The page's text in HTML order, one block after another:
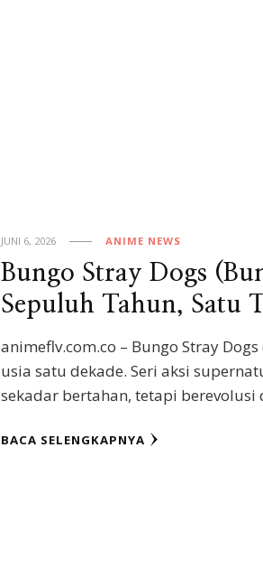
JUNI 6, 2026 ANIME NEWS
Bungo Stray Dogs
Sepuluh Tahun, Satu
animeflv.com.co – Bungo Stray
usia satu dekade. Seri aksi
sekadar bertahan, tetapi berevolusi
BACA SELENGKAPNYA